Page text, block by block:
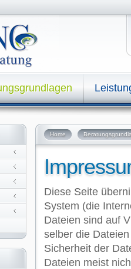
Home
Diese Seite
System (die
Dateien sind auf
selber die
Sicherheit der
Dateien meist